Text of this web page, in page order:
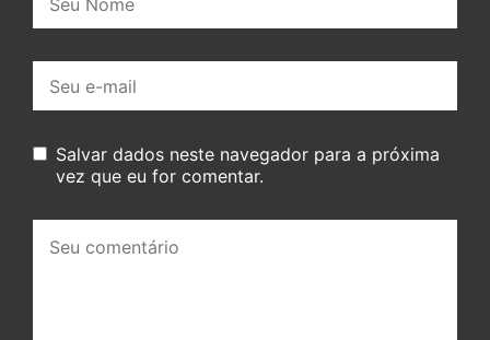
mail:
Salvar dados neste navegador para a próxima
vez que eu for comentar.
comentário: